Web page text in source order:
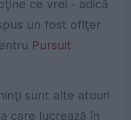
ce vrei - adică
un fost ofiţer
Pursuit
sunt alte atuuri
care lucrează în